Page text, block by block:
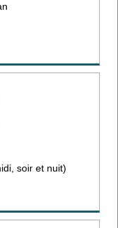
soir et nuit)